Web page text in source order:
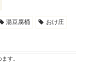
湯豆腐桶
おけ庄
す。